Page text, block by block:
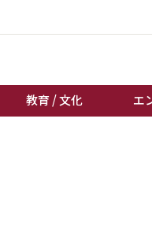
教育 / 文化 エ